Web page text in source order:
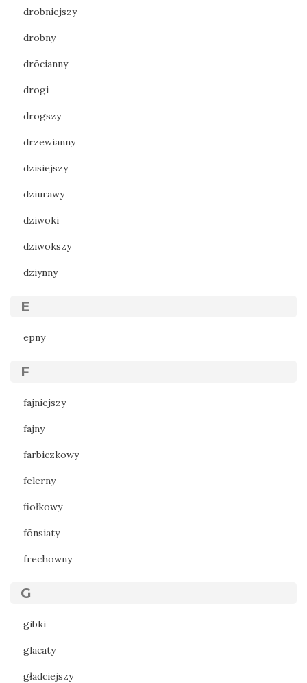
drobniejszy
drobny
drōcianny
drogi
drogszy
drzewianny
dzisiejszy
dziurawy
dziwoki
dziwokszy
dziynny
E
epny
F
fajniejszy
fajny
farbiczkowy
felerny
fiołkowy
fōnsiaty
frechowny
G
gibki
glacaty
gładciejszy